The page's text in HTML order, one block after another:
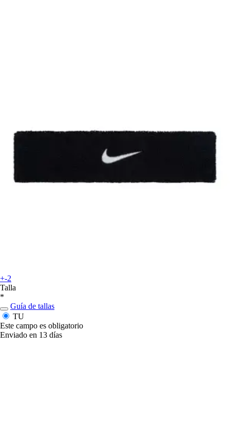
+-2
Talla
*
Guía de tallas
TU
Este campo es obligatorio
Enviado en 13 días